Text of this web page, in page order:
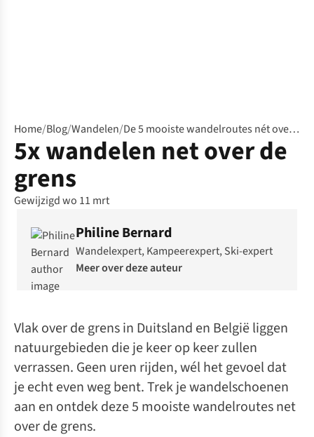
Home/Blog/Wandelen/ De 5 mooiste wandelroutes nét over de grens
5x wandelen net over de
grens
Gewijzigd wo 11 mrt
Philine Bernard
Wandelexpert, Kampeerexpert, Ski-expert
Meer over deze auteur
Vlak over de grens in Duitsland en België liggen
natuurgebieden die je keer op keer zullen
verrassen. Geen uren rijden, wél het gevoel dat
je echt even weg bent. Trek je wandelschoenen
aan en ontdek deze 5 mooiste wandelroutes net
over de grens.